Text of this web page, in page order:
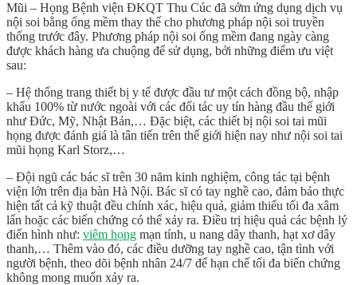
Mũi – Họng Bệnh viện ĐKQT Thu Cúc đã sớm ứng dụng dịch vụ
nội soi bằng ống mềm thay thế cho phương pháp nội soi truyền
thống trước đây. Phương pháp nội soi ống mềm đang ngày càng
được khách hàng ưa chuộng để sử dụng, bởi những điểm ưu việt
sau:
– Hệ thống trang thiết bị y tế được đầu tư một cách đồng bộ, nhập
khẩu 100% từ nước ngoài với các đối tác uy tín hàng đầu thế giới
như Đức, Mỹ, Nhật Bản,… Đặc biệt, các thiết bị nội soi tai mũi
họng được đánh giá là tân tiến trên thế giới hiện nay như nội soi tai
mũi họng Karl Storz,…
– Đội ngũ các bác sĩ trên 30 năm kinh nghiệm, công tác tại bệnh
viện lớn trên địa bàn Hà Nội. Bác sĩ có tay nghề cao, đảm bảo thực
hiện tất cả kỹ thuật đều chính xác, hiệu quả, giảm thiểu tối đa xâm
lấn hoặc các biến chứng có thể xảy ra. Điều trị hiệu quả các bệnh lý
điển hình như: viêm họng mạn tính, u nang dây thanh, hạt xơ dây
thanh,… Thêm vào đó, các điều dưỡng tay nghề cao, tận tình với
người bệnh, theo dõi bệnh nhân 24/7 để hạn chế tối đa biến chứng
không mong muốn xảy ra.